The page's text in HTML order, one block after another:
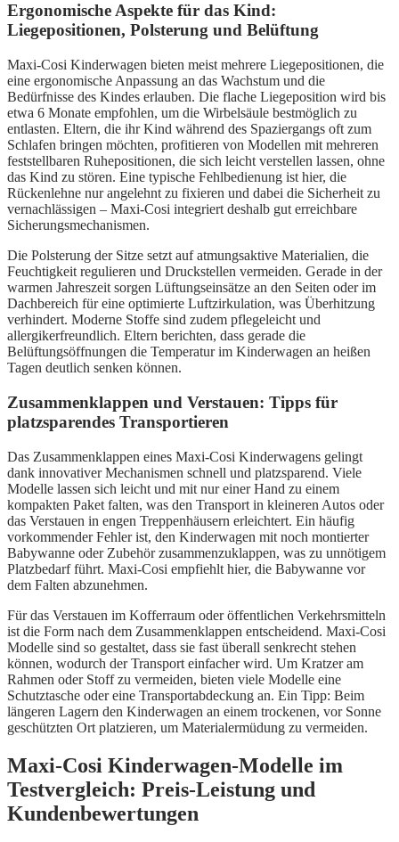
Ergonomische Aspekte für das Kind:
Liegepositionen, Polsterung und Belüftung
Maxi-Cosi Kinderwagen bieten meist mehrere Liegepositionen, die
eine ergonomische Anpassung an das Wachstum und die
Bedürfnisse des Kindes erlauben. Die flache Liegeposition wird bis
etwa 6 Monate empfohlen, um die Wirbelsäule bestmöglich zu
entlasten. Eltern, die ihr Kind während des Spaziergangs oft zum
Schlafen bringen möchten, profitieren von Modellen mit mehreren
feststellbaren Ruhepositionen, die sich leicht verstellen lassen, ohne
das Kind zu stören. Eine typische Fehlbedienung ist hier, die
Rückenlehne nur angelehnt zu fixieren und dabei die Sicherheit zu
vernachlässigen – Maxi-Cosi integriert deshalb gut erreichbare
Sicherungsmechanismen.
Die Polsterung der Sitze setzt auf atmungsaktive Materialien, die
Feuchtigkeit regulieren und Druckstellen vermeiden. Gerade in der
warmen Jahreszeit sorgen Lüftungseinsätze an den Seiten oder im
Dachbereich für eine optimierte Luftzirkulation, was Überhitzung
verhindert. Moderne Stoffe sind zudem pflegeleicht und
allergikerfreundlich. Eltern berichten, dass gerade die
Belüftungsöffnungen die Temperatur im Kinderwagen an heißen
Tagen deutlich senken können.
Zusammenklappen und Verstauen: Tipps für
platzsparendes Transportieren
Das Zusammenklappen eines Maxi-Cosi Kinderwagens gelingt
dank innovativer Mechanismen schnell und platzsparend. Viele
Modelle lassen sich leicht und mit nur einer Hand zu einem
kompakten Paket falten, was den Transport in kleineren Autos oder
das Verstauen in engen Treppenhäusern erleichtert. Ein häufig
vorkommender Fehler ist, den Kinderwagen mit noch montierter
Babywanne oder Zubehör zusammenzuklappen, was zu unnötigem
Platzbedarf führt. Maxi-Cosi empfiehlt hier, die Babywanne vor
dem Falten abzunehmen.
Für das Verstauen im Kofferraum oder öffentlichen Verkehrsmitteln
ist die Form nach dem Zusammenklappen entscheidend. Maxi-Cosi
Modelle sind so gestaltet, dass sie fast überall senkrecht stehen
können, wodurch der Transport einfacher wird. Um Kratzer am
Rahmen oder Stoff zu vermeiden, bieten viele Modelle eine
Schutztasche oder eine Transportabdeckung an. Ein Tipp: Beim
längeren Lagern den Kinderwagen an einem trockenen, vor Sonne
geschützten Ort platzieren, um Materialermüdung zu vermeiden.
Maxi-Cosi Kinderwagen-Modelle im
Testvergleich: Preis-Leistung und
Kundenbewertungen